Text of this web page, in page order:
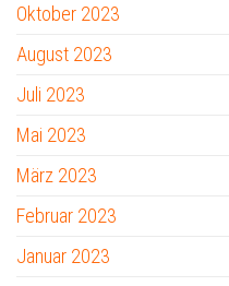
Oktober 2023
August 2023
Juli 2023
Mai 2023
März 2023
Februar 2023
Januar 2023